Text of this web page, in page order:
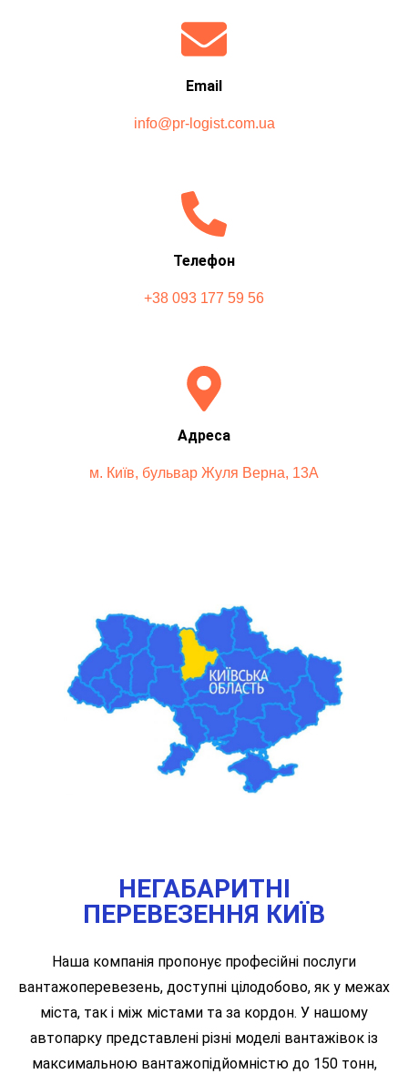
Email
info@pr-logist.com.ua
Телефон
+38 093 177 59 56
Адреса
м. Київ, бульвар Жуля Верна, 13А​
НЕГАБАРИТНІ
ПЕРЕВЕЗЕННЯ КИЇВ
Наша компанія пропонує професійні послуги
вантажоперевезень, доступні цілодобово, як у межах
міста, так і між містами та за кордон. У нашому
автопарку представлені різні моделі вантажівок із
максимальною вантажопідйомністю до 150 тонн,